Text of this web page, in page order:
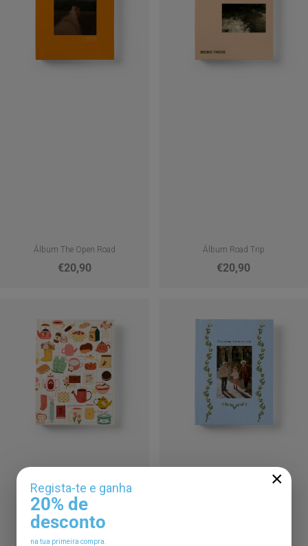
Álbum The Open Road
€20,90
Álbum Road Trip
€20,90
×
Regista-te e ganha
20% de
desconto
na tua primeira compra.